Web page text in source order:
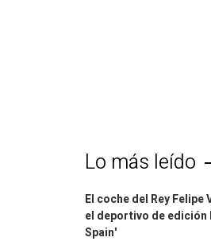
Lo más leído
El coche del Rey
el deportivo de
Spain'